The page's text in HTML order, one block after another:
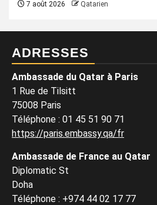
7 août 2026 Qatarien
ADRESSES
Ambassade du Qatar à Paris
1 Rue de Tilsitt
75008 Paris
Téléphone : 01 45 51 90 71
https://paris.embassy.qa/fr
Ambassade de France au Qatar
Diplomatic St
Doha
Téléphone : +974 44 02 17 77